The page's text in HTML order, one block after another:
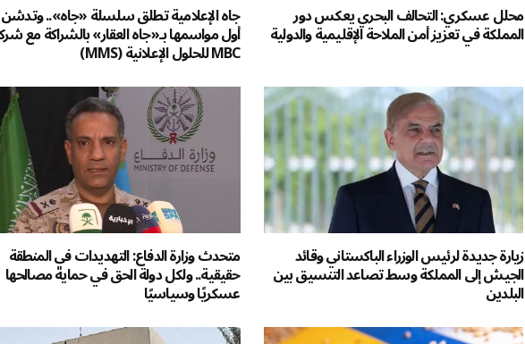
محلل عسكري: التحالف البحري يعكس دور
المملكة في تعزيز أمن الملاحة الإقليمية والدولية
جاه الإعلامية تطلق سلسلة «جاه».. وتدشن
أول مواسمها بـ«جاه العقار» بالشراكة مع
MBC للحلول الإعلانية (MMS)
زيارة جديدة لرئيس الوزراء الباكستاني وقائد
الجيش إلى المملكة وسط تصاعد التنسيق بين
البلدين
متحدث وزارة الدفاع: التهديدات في المنطقة
حقيقية.. ولكل دولة الحق في حماية مصالحها
عسكريًا وسياسيًا